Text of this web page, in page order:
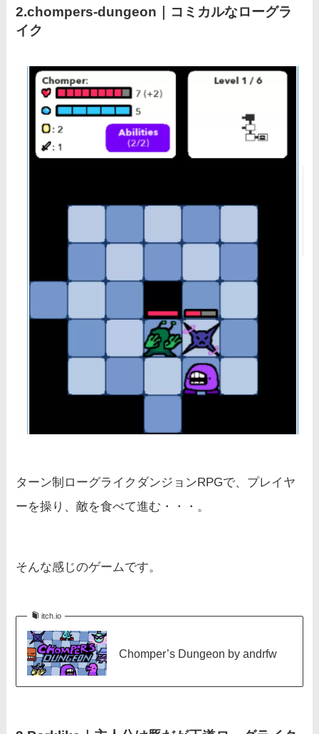
2.chompers-dungeon ｜コミカルなローグラ
イク
ターン制ローグライクダンジョンRPGで、プレイヤ
ーを操り、敵を食べて進む・・・。
そんな感じのゲームです。
itch.io
Chomper’s Dungeon by andrfw